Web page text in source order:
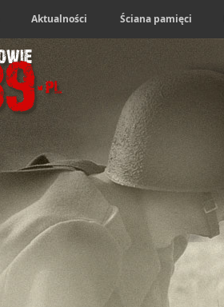
Aktualności Ściana pamięci